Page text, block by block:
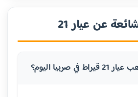
عن عيار 21
اليوم؟